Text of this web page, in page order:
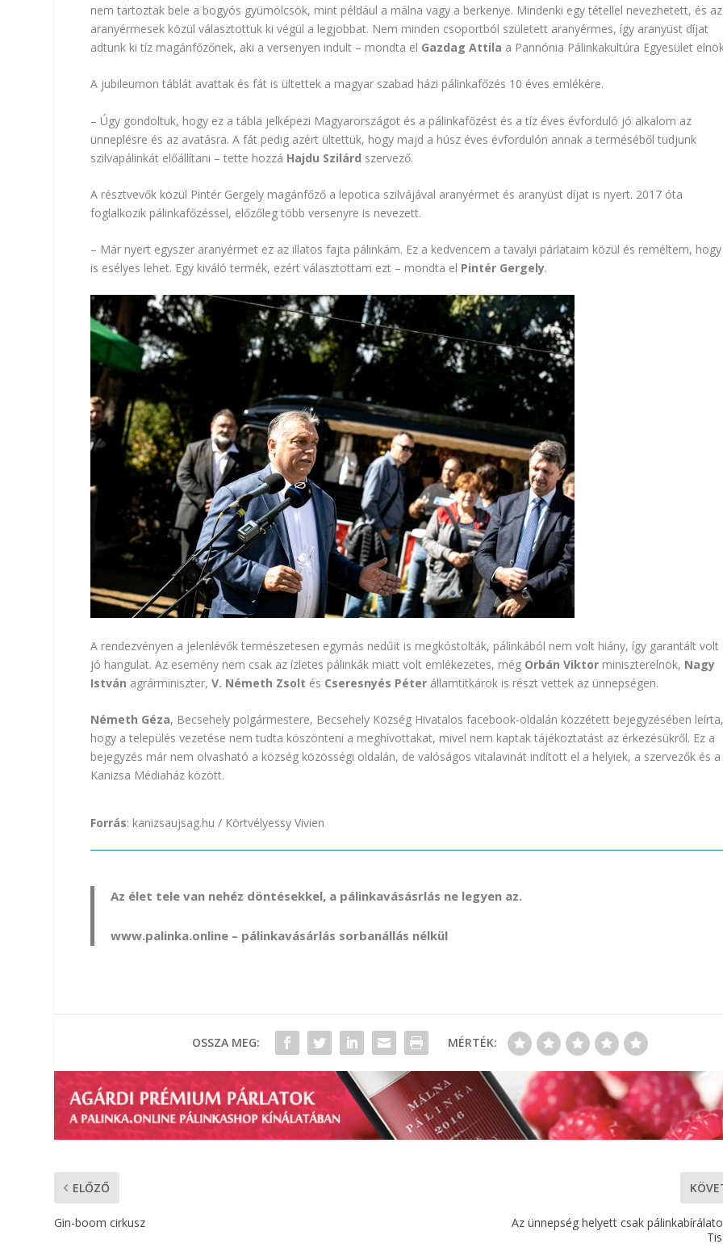
nem tartoztak bele a bogyós gyümölcsök, mint például a málna vagy a berkenye. Mindenki egy tétellel nevezhetett, és az
aranyérmesek közül választottuk ki végül a legjobbat. Nem minden csoportból született aranyérmes, így aranyüst díjat
adtunk ki tíz magánfőzőnek, aki a versenyen indult – mondta el Gazdag Attila a Pannónia Pálinkakultúra Egyesület
A jubileumon táblát avattak és fát is ültettek a magyar szabad házi pálinkafőzés 10 éves emlékére.
– Úgy gondoltuk, hogy ez a tábla jelképezi Magyarországot és a pálinkafőzést és a tíz éves évforduló jó alkalom az
ünneplésre és az avatásra. A fát pedig azért ültettük, hogy majd a húsz éves évfordulón annak a terméséből tudjunk
szilvapálinkát előállítani – tette hozzá Hajdu Szilárd szervező.
​A résztvevők közül Pintér Gergely magánfőző a lepotica szilvájával aranyérmet és aranyüst díjat is nyert. 2017 óta
foglalkozik pálinkafőzéssel, előzőleg több versenyre is nevezett.
– Már nyert egyszer aranyérmet ez az illatos fajta pálinkám. Ez a kedvencem a tavalyi párlataim közül és reméltem,
is esélyes lehet. Egy kiváló termék, ezért választottam ezt – mondta el Pintér Gergely.
A rendezvényen a jelenlévők természetesen egymás nedűit is megkóstolták, pálinkából nem volt hiány, így garantált volt
jó hangulat. Az esemény nem csak az ízletes pálinkák miatt volt emlékezetes, még Orbán Viktorminiszterelnök, Nagy
István agrárminiszter, V. Németh Zsolt és Cseresnyés Péterállamtitkárok is részt vettek az ünnepségen.
Németh Géza, Becsehely polgármestere, Becsehely Község Hivatalos facebook-oldalán közzétett bejegyzésében leírta,
hogy a település vezetése nem tudta köszönteni a meghívottakat, mivel nem kaptak tájékoztatást az érkezésükről. Ez a
bejegyzés már nem olvasható a község közösségi oldalán, de valóságos vitalavinát indított el a helyiek, a szervezők és a
Kanizsa Médiaház között.
Forrás: kanizsaujsag.hu / Körtvélyessy Vivien
Az élet tele van nehéz döntésekkel, a pálinkavásásrlás ne legyen az.
www.palinka.online– pálinkavásárlás sorbanállás nélkül
OSSZA MEG: MÉRTÉK:
ELŐZŐ
Gin-boom cirkusz
Az ünnepség helyett csak